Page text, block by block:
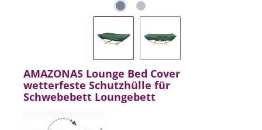
AMAZONAS Lounge Bed Cover
wetterfeste Schutzhülle für
Schwebebett Loungebett